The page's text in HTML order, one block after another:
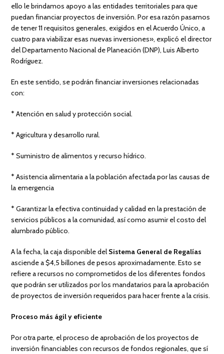
ello le brindamos apoyo a las entidades territoriales para que
puedan financiar proyectos de inversión. Por esa razón pasamos
de tener 11 requisitos generales, exigidos en el Acuerdo Único, a
cuatro para viabilizar esas nuevas inversiones», explicó el director
del Departamento Nacional de Planeación (DNP), Luis Alberto
Rodríguez.
En este sentido, se podrán financiar inversiones relacionadas
con:
* Atención en salud y protección social.
* Agricultura y desarrollo rural.
* Suministro de alimentos y recurso hídrico.
* Asistencia alimentaria a la población afectada por las causas de
la emergencia
* Garantizar la efectiva continuidad y calidad en la prestación de
servicios públicos a la comunidad, así como asumir el costo del
alumbrado público.
A la fecha, la caja disponible del Sistema General de Regalías
asciende a $4,5 billones de pesos aproximadamente. Esto se
refiere a recursos no comprometidos de los diferentes fondos
que podrán ser utilizados por los mandatarios para la aprobación
de proyectos de inversión requeridos para hacer frente a la crisis.
Proceso más ágil y eficiente
Por otra parte, el proceso de aprobación de los proyectos de
inversión financiables con recursos de fondos regionales, que sí